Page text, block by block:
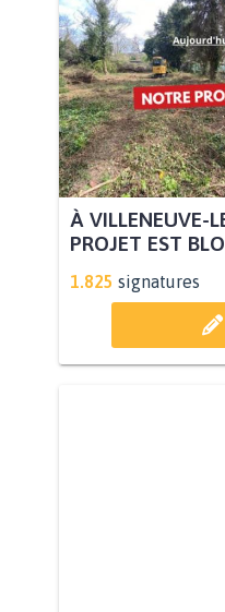
À VILLENEUVE-
PROJET EST
1.825 signatures